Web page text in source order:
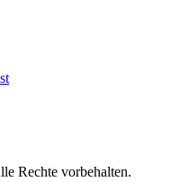
Rechte vorbehalten.